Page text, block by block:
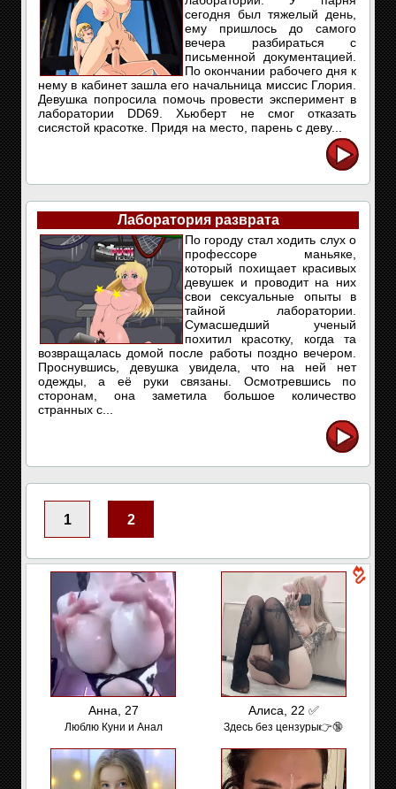
сегодня был тяжелый день,
ему пришлось до самого
вечера разбираться с
письменной документацией.
По окончании рабочего дня к
нему в кабинет зашла его начальница миссис Глория.
Девушка попросила помочь провести эксперимент в
лаборатории DD69. Хьюберт не смог отказать
сисястой красотке. Придя на место, парень с деву...
Лаборатория разврата
По городу стал ходить слух о
профессоре маньяке,
который похищает красивых
девушек и проводит на них
свои сексуальные опыты в
тайной лаборатории.
Сумасшедший ученый
похитил красотку, когда та
возвращалась домой после работы поздно вечером.
Проснувшись, девушка увидела, что на ней нет
одежды, а её руки связаны. Осмотревшись по
сторонам, она заметила большое количество
странных с...
1 2
Анна, 27
Люблю Куни и Анал
Алиса, 22 ✅
Здесь без цензуры👉🔞